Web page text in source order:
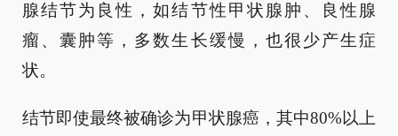
腺结节为良性，如结节性甲状腺肿、良性腺
瘤、囊肿等，多数生长缓慢，也很少产生症
状。
结节即使最终被确诊为甲状腺癌，其中80%以上